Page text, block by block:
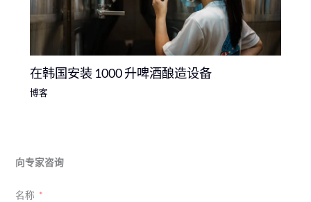
在韩国安装 1000 升啤酒酿造设备
博客
向专家咨询
名称